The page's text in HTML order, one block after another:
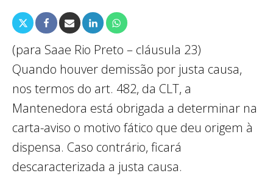
(para Saae Rio Preto – cláusula 23)
Quando houver demissão por justa causa,
nos termos do art. 482, da CLT, a
Mantenedora está obrigada a determinar na
carta-aviso o motivo fático que deu origem à
dispensa. Caso contrário, ficará
descaracterizada a justa causa.